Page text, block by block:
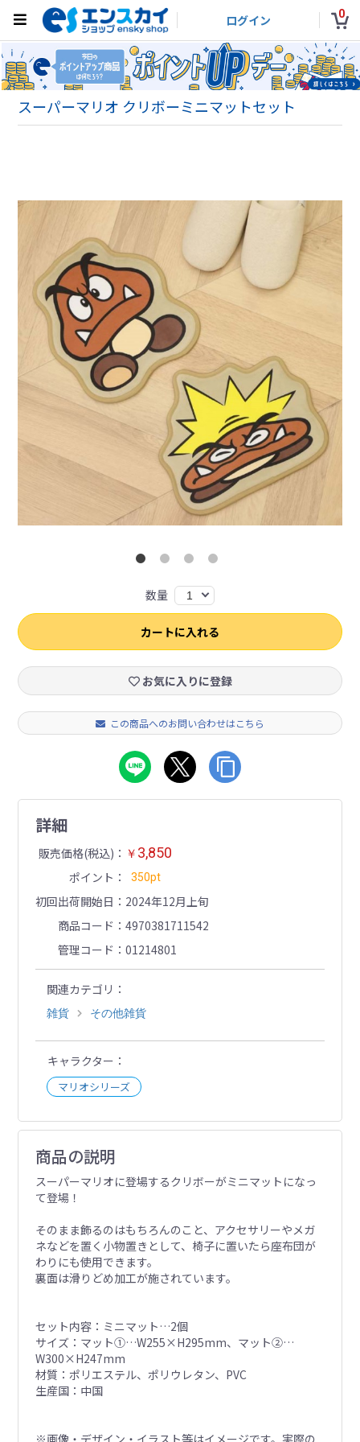
ログイン 0
スーパーマリオ クリボーミニマットセット
数量 1
カートに入れる
お気に入りに登録
この商品へのお問い合わせはこちら
詳細
販売価格(税込) ￥ 3,850
ポイント 350pt
初回出荷開始日
2024年12月上旬
商品コード
4970381711542
管理コード
01214801
関連カテゴリ
雑貨 その他雑貨
キャラクター
マリオシリーズ
商品の説明
スーパーマリオに登場するクリボーがミニマットになっ
て登場！
そのまま飾るのはもちろんのこと、アクセサリーやメガ
ネなどを置く小物置きとして、椅子に置いたら座布団が
わりにも使用できます。
裏面は滑りどめ加工が施されています。
セット内容：ミニマット…2個
サイズ：マット①…W255×H295mm、マット②…
W300×H247mm
材質：ポリエステル、ポリウレタン、PVC
生産国：中国
※画像・デザイン・イラスト等はイメージです。実際の